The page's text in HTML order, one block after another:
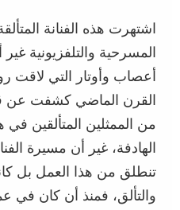
اشتهرت هذه الفنانة
المسرحية والتلفزيونية
أعصاب وأوتار التي لاقت
القرن الماضي كشفت عن
من الممثلين المتألقين في
الهادفة، غير أن مسيرة
تنطلق من هذا العمل بل